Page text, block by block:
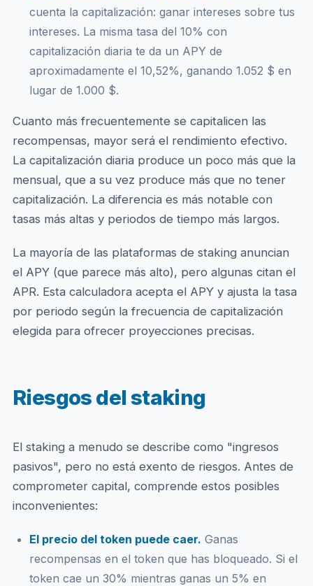
cuenta la capitalización: ganar intereses sobre tus
intereses. La misma tasa del 10% con
capitalización diaria te da un APY de
aproximadamente el 10,52%, ganando 1.052 $ en
lugar de 1.000 $.
Cuanto más frecuentemente se capitalicen las
recompensas, mayor será el rendimiento efectivo.
La capitalización diaria produce un poco más que la
mensual, que a su vez produce más que no tener
capitalización. La diferencia es más notable con
tasas más altas y periodos de tiempo más largos.
La mayoría de las plataformas de staking anuncian
el APY (que parece más alto), pero algunas citan el
APR. Esta calculadora acepta el APY y ajusta la tasa
por periodo según la frecuencia de capitalización
elegida para ofrecer proyecciones precisas.
Riesgos del staking
El staking a menudo se describe como "ingresos
pasivos", pero no está exento de riesgos. Antes de
comprometer capital, comprende estos posibles
inconvenientes:
El precio del token puede caer. Ganas
recompensas en el token que has bloqueado. Si el
token cae un 30% mientras ganas un 5% en